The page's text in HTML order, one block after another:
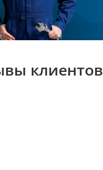
клиентов